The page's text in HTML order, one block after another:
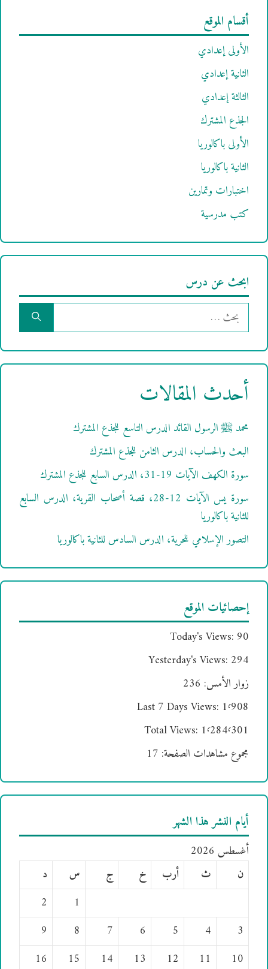
أقسام الموقع
الأولى إعدادي
الثانية إعدادي
الثالثة إعدادي
الجذع المشترك
الأولى باكالوريا
الثانية باكالوريا
اختبارات وتمارين
كتب مدرسية
ابحث عن درس
البحث
عن:
أحدث المقالات
محمد ﷺ الرسول القائد الدرس التاسع للجذع المشترك
البعث والحساب، الدرس الثامن للجذع المشترك
سورة الكهف الآيات 19-31، الدرس السابع للجذع المشترك
سورة يس الآيات 12-28، قصة أصحاب القرية، الدرس السابع
للثانية باكالوريا
التصور الإسلامي للحرية، الدرس السادس للثانية باكالوريا
إحصائيات الموقع
Today's Views: 90
Yesterday's Views: 294
زوار الأمس: 236
Last 7 Days Views: 1٬908
Total Views: 1٬284٬301
مجموع مشاهدات الصفحة: 17
أيام النشر هذا الشهر
أغسطس 2026
ن
ث أرب خ ج س
د
1
2
3
4
5
6
7
8
9
10
11
12
13
14
15
16